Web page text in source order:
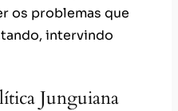
os problemas que
intervindo
Junguiana